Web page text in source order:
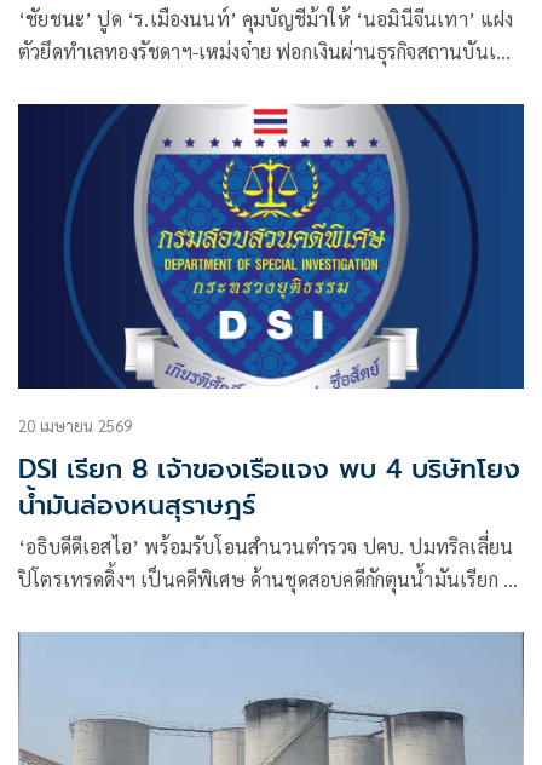
‘ชัยชนะ’ ปูด ‘ร.เมืองนนท์’ คุมบัญชีม้าให้ ‘นอมินีจีนเทา’ แฝง
ตัวยึดทำเลทองรัชดาฯ-เหม่งจ๋าย ฟอกเงินผ่านธุรกิจสถานบันเทิง
บี้DSIล้างบาง
20 เมษายน 2569
DSI เรียก 8 เจ้าของเรือแจง พบ 4 บริษัทโยง
น้ำมันล่องหนสุราษฎร์
‘อธิบดีดีเอสไอ’ พร้อมรับโอนสำนวนตำรวจ ปคบ. ปมทริลเลี่ยน
ปิโตรเทรดดิ้งฯ เป็นคดีพิเศษ ด้านชุดสอบคดีกักตุนน้ำมันเรียก 8